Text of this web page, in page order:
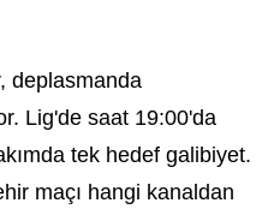
deplasmanda
Lig'de saat 19:00'da
tek hedef galibiyet.
maçı hangi kanaldan